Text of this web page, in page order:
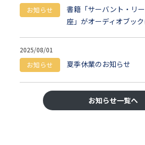
お知らせ
書籍「サーバント・リ
座」がオーディオブッ
2025/08/01
お知らせ 夏季休業のお知らせ
お知らせ一覧へ